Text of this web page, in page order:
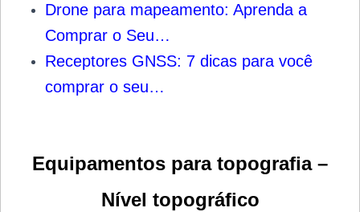
Drone para mapeamento: Aprenda a
Comprar o Seu…
Receptores GNSS: 7 dicas para você
comprar o seu…
Equipamentos para topografia –
Nível topográfico